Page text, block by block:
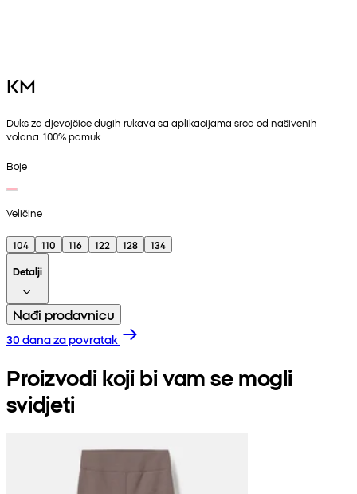
KM
Duks za djevojčice dugih rukava sa aplikacijama srca od našivenih
volana. 100% pamuk.
Boje
Veličine
104 110 116 122 128
134
Detalji
Nađi prodavnicu
30 dana za povratak
Proizvodi koji bi vam se mogli
svidjeti